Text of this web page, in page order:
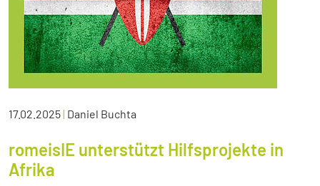
17.02.2025| Daniel Buchta
romeisIE unterstützt Hilfsprojekte in
Afrika